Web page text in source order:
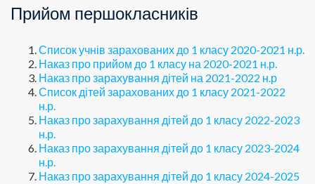
Прийом першокласників
Список учнів зарахованих до 1 класу 2020-2021 н.р.
Наказ про прийом до 1 класу на 2020-2021 н.р.
Наказ про зарахування дітей на 2021-2022 н.р
Список дітей зарахованих до 1 класу 2021-2022
н.р.
Наказ про зарахування дітей до 1 класу 2022-2023
н.р.
Наказ про зарахування дітей до 1 класу 2023-2024
н.р.
Наказ про зарахування дітей до 1 класу 2024-2025